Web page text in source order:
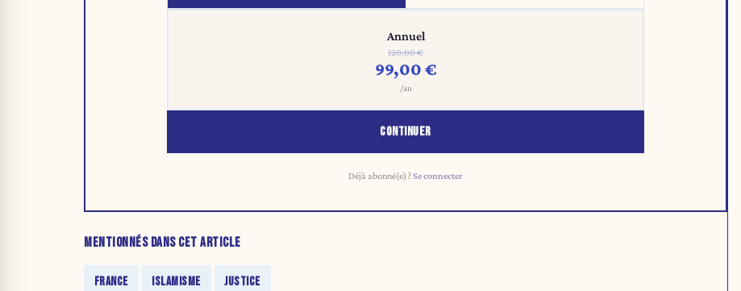
Annuel
120,00 €
99,00 €
/an
CONTINUER
Déjà abonné(e) ?Se connecter
MENTIONNÉS DANS CET ARTICLE
FRANCE ISLAMISME JUSTICE